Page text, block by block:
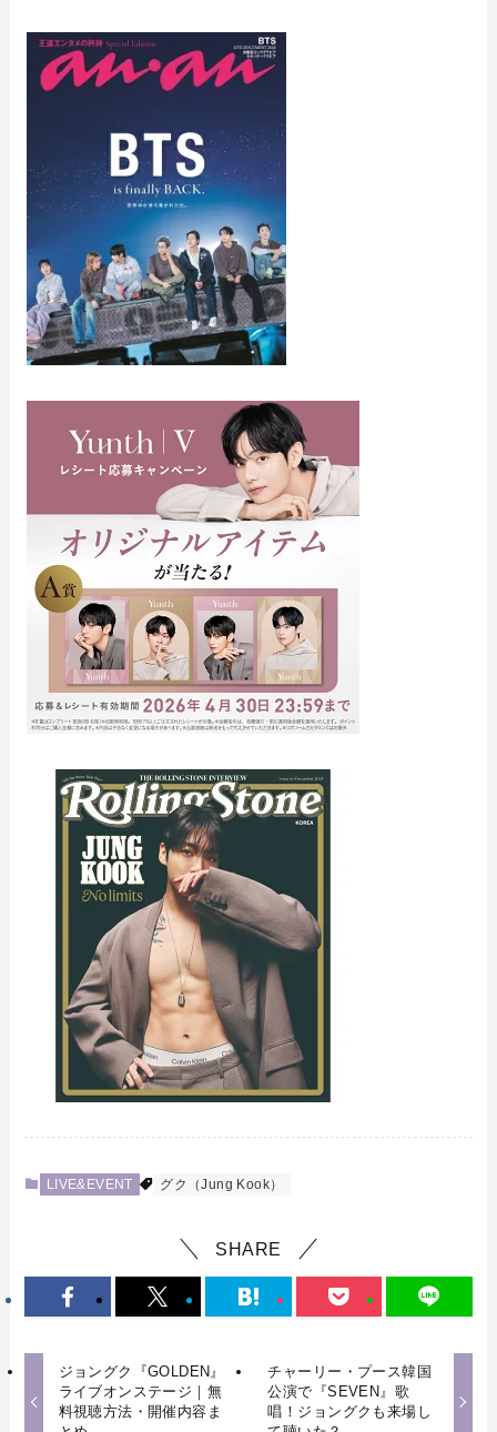
LIVE&EVENT グク（Jung Kook）
SHARE
ジョングク『GOLDEN』
ライブオンステージ｜無
料視聴方法・開催内容ま
チャーリー・プース韓国
公演で『SEVEN』歌
唱！ジョングクも来場し